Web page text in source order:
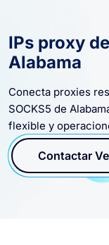
IPs proxy
Alabama
Conecta proxies
SOCKS5 de
flexible y
Contactar